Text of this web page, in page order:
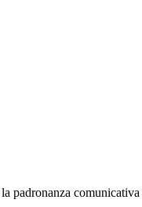
padronanza